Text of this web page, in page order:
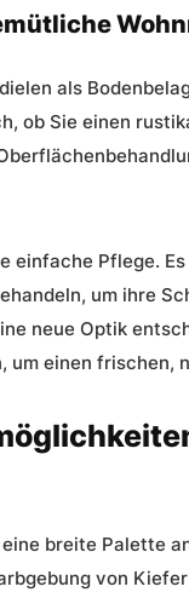
als
ob Sie einen
einfache Pflege.
um ihre
neue Optik
einen frischen,
breite Palette
von